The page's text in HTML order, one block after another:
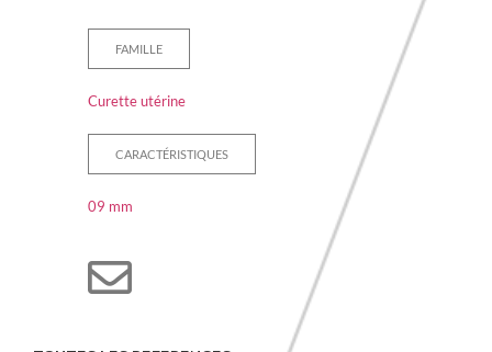
FAMILLE
Curette utérine
CARACTÉRISTIQUES
09 mm